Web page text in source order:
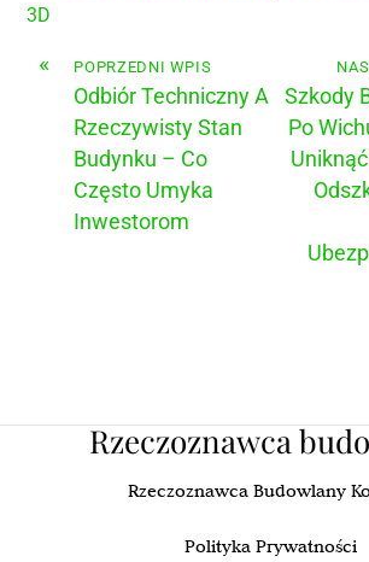
3D
« POPRZEDNI WPIS
Odbiór Techniczny A
Rzeczywisty Stan
Budynku – Co
Często Umyka
Inwestorom
Szkody
Po
Rzeczoznawca
Rzeczoznawca Budowlany
Polityka Prywatności